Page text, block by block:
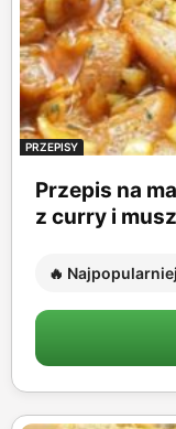
PRZEPISY
Przepis na
z curry i
🔥